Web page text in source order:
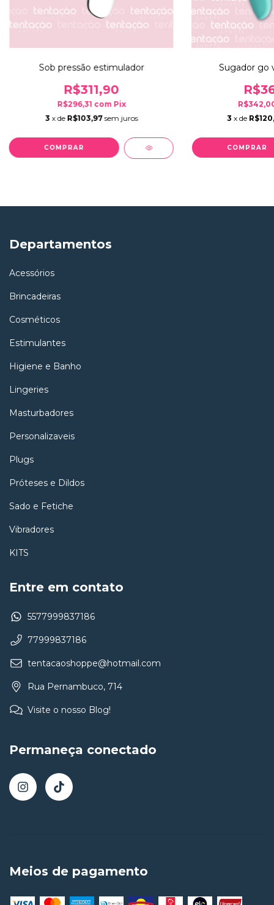
Sob pressão estimulador
R$311,90
R$296,31 com Pix
3 x de R$103,97 sem juros
Sugador go
3 x de
Departamentos
Acessórios
Brincadeiras
Cosméticos
Estimulantes
Higiene e Banho
Lingeries
Masturbadores
Personalizaveis
Plugs
Próteses e Dildos
Sado e Fetiche
Vibradores
KITS
Entre em contato
5577999837186
77999837186
tentacaoshoppe@hotmail.com
Rua Pernambuco, 714
Visite o nosso Blog!
Permaneça conectado
Meios de pagamento